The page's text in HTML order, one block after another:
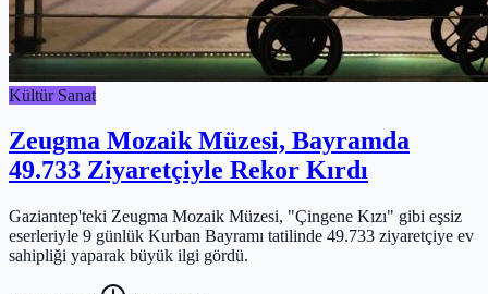
Kültür Sanat
Zeugma Mozaik Müzesi, Bayramda
49.733 Ziyaretçiyle Rekor Kırdı
Gaziantep'teki Zeugma Mozaik Müzesi, "Çingene Kızı" gibi eşsiz
eserleriyle 9 günlük Kurban Bayramı tatilinde 49.733 ziyaretçiye ev
sahipliği yaparak büyük ilgi gördü.